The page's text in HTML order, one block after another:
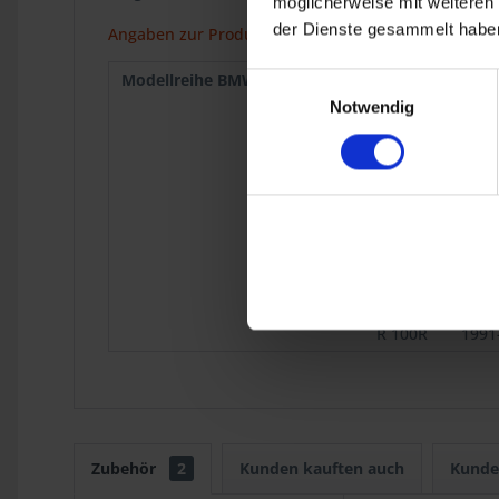
der Dienste gesammelt
Einwilligungsauswahl
Notwendig
Angaben zur Produktsicherheit
Modellreihe BMW :
R 90/6
R 80
R 100
R 45
R 100R
Zubehör 2 Kunden kauften auch